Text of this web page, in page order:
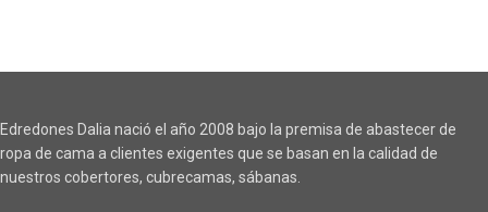
Edredones Dalia nació el año 2008 bajo la premisa de abastecer de
ropa de cama a clientes exigentes que se basan en la calidad de
nuestros cobertores, cubrecamas, sábanas.